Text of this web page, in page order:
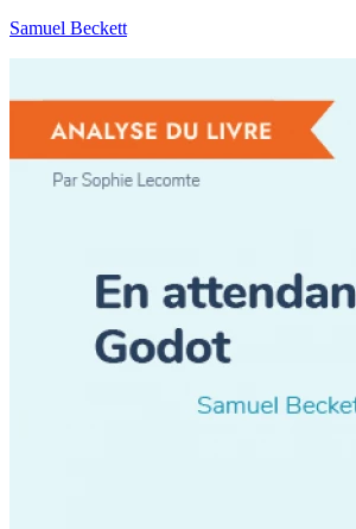
Samuel Beckett